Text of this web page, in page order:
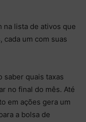
na lista de ativos que
cada um com suas
saber quais taxas
no final do mês. Até
em ações gera um
a bolsa de